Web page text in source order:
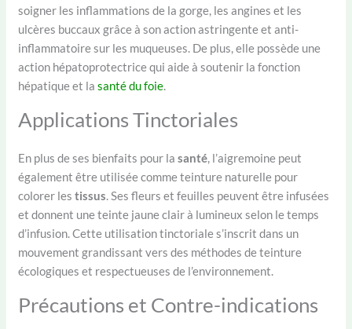
soigner les inflammations de la gorge, les angines et les
ulcères buccaux grâce à son action astringente et anti-
inflammatoire sur les muqueuses. De plus, elle possède une
action hépatoprotectrice qui aide à soutenir la fonction
hépatique et la santé du foie.
Applications Tinctoriales
En plus de ses bienfaits pour lasanté, l’aigremoine peut
également être utilisée comme teinture naturelle pour
colorer lestissus. Ses fleurs et feuilles peuvent être infusées
et donnent une teinte jaune clair à lumineux selon le temps
d’infusion. Cette utilisation tinctoriale s’inscrit dans un
mouvement grandissant vers des méthodes de teinture
écologiques et respectueuses de l’environnement.
Précautions et Contre-indications